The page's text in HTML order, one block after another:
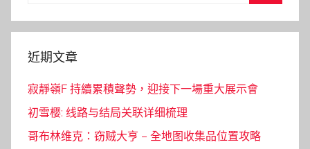
近期文章
寂靜嶺F 持續累積聲勢，迎接下一場重大展示會
初雪樱: 线路与结局关联详细梳理
哥布林维克：窃贼大亨 – 全地图收集品位置攻略